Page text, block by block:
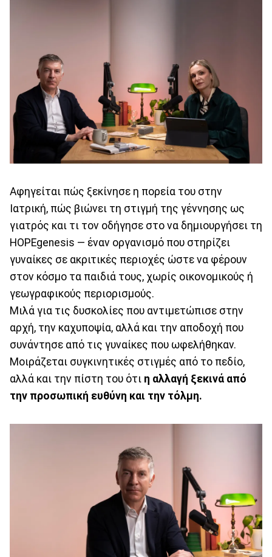
Αφηγείται πώς ξεκίνησε η πορεία του στην
Ιατρική, πώς βιώνει τη στιγμή της γέννησης ως
γιατρός και τι τον οδήγησε στο να δημιουργήσει τη
HOPEgenesis — έναν οργανισμό που στηρίζει
γυναίκες σε ακριτικές περιοχές ώστε να φέρουν
στον κόσμο τα παιδιά τους, χωρίς οικονομικούς ή
γεωγραφικούς περιορισμούς.
Μιλά για τις δυσκολίες που αντιμετώπισε στην
αρχή, την καχυποψία, αλλά και την αποδοχή που
συνάντησε από τις γυναίκες που ωφελήθηκαν.
Μοιράζεται συγκινητικές στιγμές από το πεδίο,
αλλά και την πίστη του ότι η αλλαγή ξεκινά από
την προσωπική ευθύνη και την τόλμη.